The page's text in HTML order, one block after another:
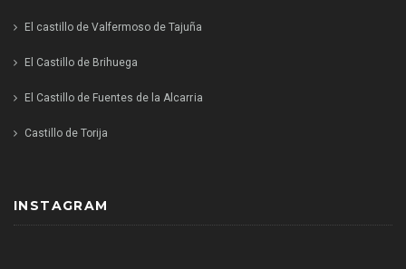
El castillo de Valfermoso de Tajuña
El Castillo de Brihuega
El Castillo de Fuentes de la Alcarria
Castillo de Torija
INSTAGRAM